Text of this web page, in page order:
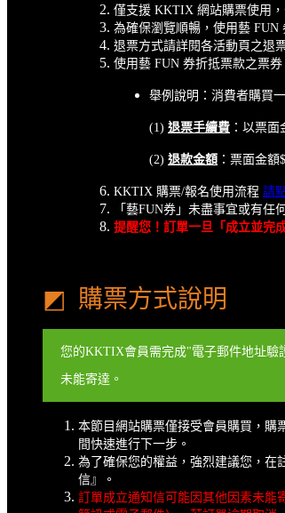
僅支援 KKTIX 網站購票使用，
為確保瀏覽順暢，使用藝 FUN
退票方式請詳閱各活動頁之退
使用藝 FUN 券折抵票款之票券
舉例說明：消費者購買
(1) 退票手續費 ：以票
(2) 退款金額 ：票面金
KKTIX 購票/報名使用流程 請
「藝FUN券」未盡事宜或有任
提醒您！訂單一旦「成立並完
◩ 購票方式說明
您的KKTIX會員需完成"電子郵件地址驗
未能寄達。
本節目網站購票僅接受會員購買，購
間快速進行下一步。
為了確保您的權益，強烈建議您，在
信』。
訂單成立通知信可能因其他因素未能